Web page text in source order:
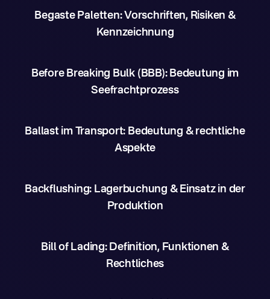
Begaste Paletten: Vorschriften, Risiken &
Kennzeichnung
Before Breaking Bulk (BBB): Bedeutung im
Seefrachtprozess
Ballast im Transport: Bedeutung & rechtliche
Aspekte
Backflushing: Lagerbuchung & Einsatz in der
Produktion
Bill of Lading: Definition, Funktionen &
Rechtliches